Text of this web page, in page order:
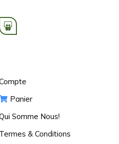
Panier
Somme Nous!
Termes & Conditions